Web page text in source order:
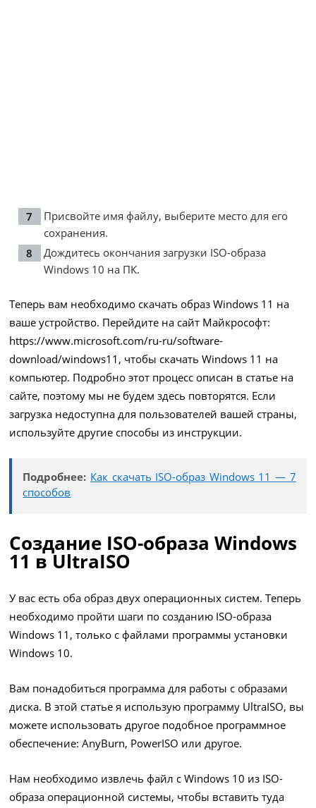
Присвойте имя файлу, выберите место для его
сохранения.
Дождитесь окончания загрузки ISO-образа
Windows 10 на ПК.
Теперь вам необходимо скачать образ Windows 11 на
ваше устройство. Перейдите на сайт Майкрософт:
https://www.microsoft.com/ru-ru/software-
download/windows11 , чтобы скачать Windows 11 на
компьютер. Подробно этот процесс описан в статье на
сайте, поэтому мы не будем здесь повторятся. Если
загрузка недоступна для пользователей вашей страны,
используйте другие способы из инструкции.
Подробнее: Как скачать ISO-образ Windows 11 — 7
способов
Создание ISO-образа Windows
11 в UltraISO
У вас есть оба образ двух операционных систем. Теперь
необходимо пройти шаги по созданию ISO-образа
Windows 11, только с файлами программы установки
Windows 10.
Вам понадобиться программа для работы с образами
диска. В этой статье я использую программу UltraISO, вы
можете использовать другое подобное программное
обеспечение: AnyBurn, PowerISO или другое.
Нам необходимо извлечь файл с Windows 10 из ISO-
образа операционной системы, чтобы вставить туда